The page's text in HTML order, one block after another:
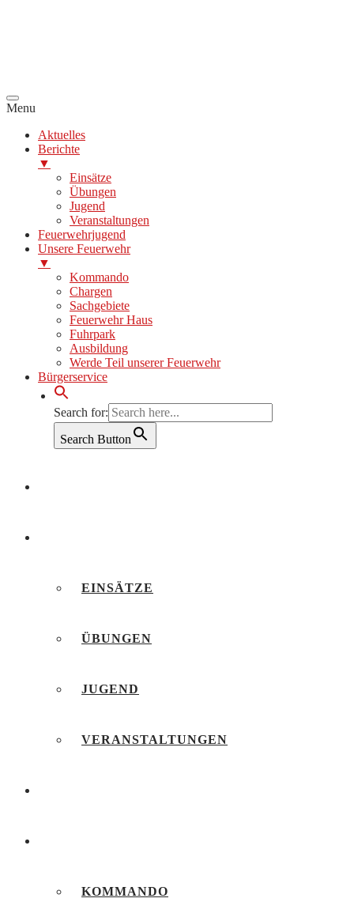
Menu
Aktuelles
Berichte
▼
Einsätze
Übungen
Jugend
Veranstaltungen
Feuerwehrjugend
Unsere Feuerwehr
▼
Kommando
Chargen
Sachgebiete
Feuerwehr Haus
Fuhrpark
Ausbildung
Werde Teil unserer Feuerwehr
Bürgerservice
Search for:
Search Button
EINSÄTZE
ÜBUNGEN
JUGEND
VERANSTALTUNGEN
KOMMANDO